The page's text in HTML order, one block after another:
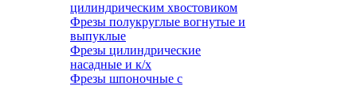
цилиндрическим хвостовиком
Фрезы полукруглые вогнутые и
выпуклые
Фрезы цилиндрические
насадные и к/х
Фрезы шпоночные с